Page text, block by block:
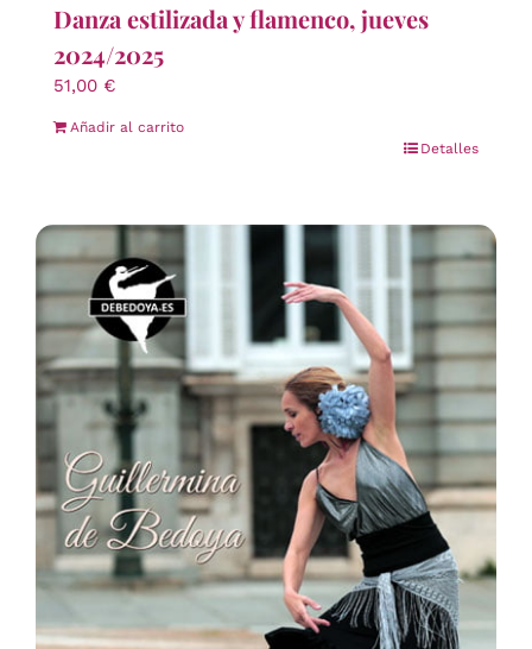
Danza estilizada y flamenco, jueves
2024/2025
51,00 €
Añadir al carrito
Detalles